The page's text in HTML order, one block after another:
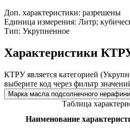
Доп. характеристики: разрешены
Единица измерения: Литр;
Тип: Укрупненное
Характеристики
КТРУ является категорией
выберите код через фильтр
Марка масла подсолнечного
Таблица
Наименование